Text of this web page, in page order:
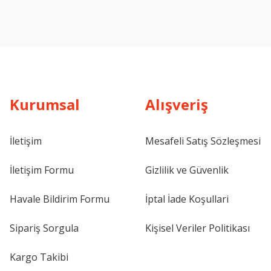
Kurumsal
İletişim
İletişim Formu
Havale Bildirim Formu
Sipariş Sorgula
Kargo Takibi
Alışveriş
Mesafeli Satış Sözleşmesi
Gizlilik ve Güvenlik
İptal İade Koşullari
Kişisel Veriler Politikası